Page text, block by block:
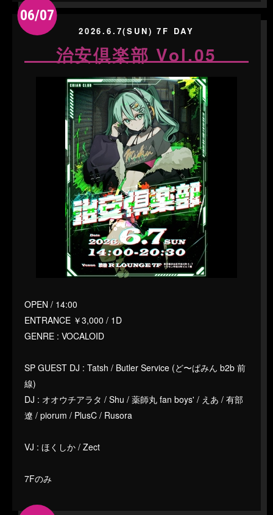
06/07
2026.6.7(SUN) 7F DAY
治安倶楽部 Vol.05
OPEN / 14:00
ENTRANCE ￥3,000 / 1D
GENRE : VOCALOID
SP GUEST DJ : Tatsh / Butler Service (ど〜ぱみん b2b 前
線)
DJ : オオウチアラタ / Shu / 薬師丸 fan boys' / えあ / 有部
遼 / piorum / PlusC / Rusora
VJ : ほくしか / Zect
7Fのみ